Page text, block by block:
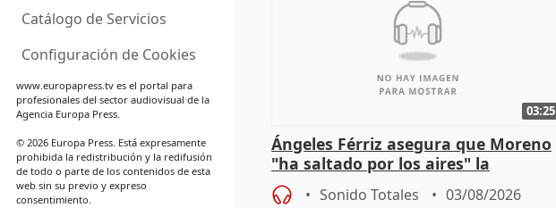
Catálogo de Servicios
Configuración de Cookies
www.europapress.tves el portal para
profesionales del sector audiovisual de la
Agencia Europa Press.
© 2026 Europa Press. Está expresamente
prohibida la redistribución y la redifusión
de todo o parte de los contenidos de esta
web sin su previo y expreso
consentimiento.
03:25
Ángeles Férriz asegura que Moreno
"ha saltado por los aires" la
negociación tras acuerdo con SMA
Sonido Totales 03/08/2026